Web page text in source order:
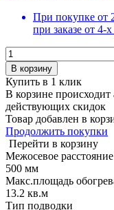
При покупке от
при заказе от 4-
В корзину
Купить в 1 клик
В корзине происходит
действующих скидок
Товар добавлен в
Продолжить покупки
Перейти в корзину
Межосевое расстояние
500 мм
Макс.площадь
13.2 кв.м
Тип подводки